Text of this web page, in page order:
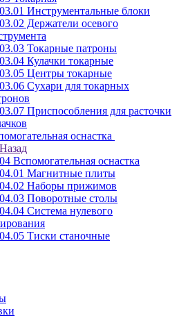
Инструментальные блоки
Держатели осевого
Токарные патроны
Кулачки токарные
Центры токарные
Сухари для токарных
Приспособления для расточки
оснастка
Назад
Вспомогательная оснастка
Магнитные плиты
Наборы прижимов
Поворотные столы
Система нулевого
Тиски станочные